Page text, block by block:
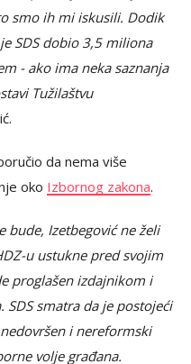
smo ih mi iskusili. Dodik
SDS dobio 3,5 miliona
- ako ima neka saznanja
Tužilaštvu
da nema više
oko Izbornog zakona.
bude, Izetbegović ne želi
u ustukne pred svojim
proglašen izdajnikom i
smatra da je postojeći
i nereformski
volje građana.